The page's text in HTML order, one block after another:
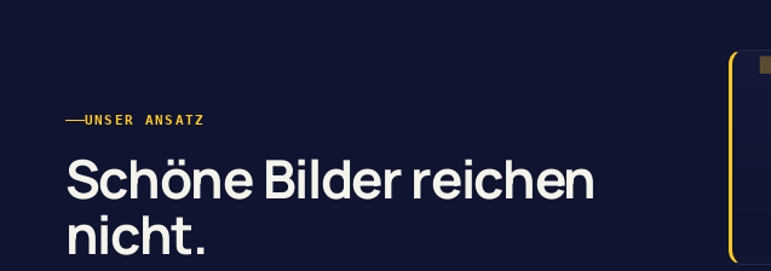
UNSER ANSATZ
Schöne Bilder reichen
nicht.